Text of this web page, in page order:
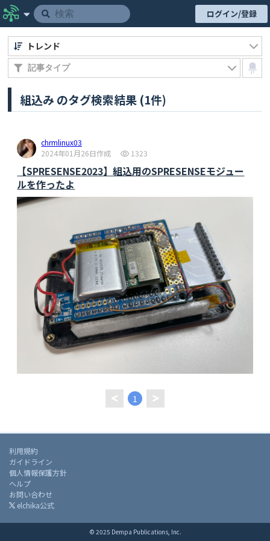
ログイン/登録
組込み のタグ検索結果 (1件)
トレンド
chrmlinux03
2024年01月26日作成
1323
【SPRESENSE2023】組込用のSPRESENSEモジュー
ルを作ったよ
1
利用規約
ガイドライン
個人情報保護方針
ヘルプ
お問い合わせ
elchika公式
© 2025 Dempa Publications, Inc.